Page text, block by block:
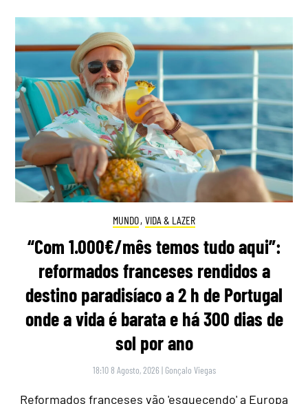
MUNDO, VIDA & LAZER
“Com 1.000€/mês temos tudo aqui”:
reformados franceses rendidos a
destino paradisíaco a 2 h de Portugal
onde a vida é barata e há 300 dias de
sol por ano
18:10 8 Agosto, 2026 | Gonçalo Viegas
Reformados franceses vão 'esquecendo' a Europa